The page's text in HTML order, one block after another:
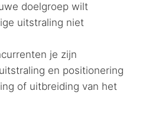
doelgroep wilt
uitstraling niet
je zijn
en positionering
of uitbreiding van het